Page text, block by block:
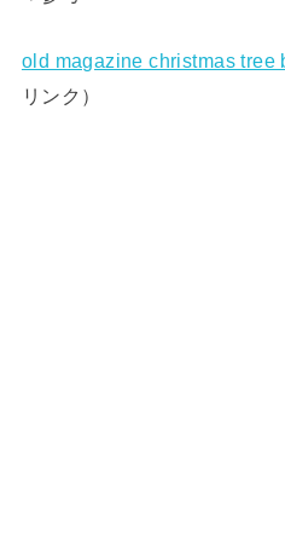
old magazine christmas tree
リンク）